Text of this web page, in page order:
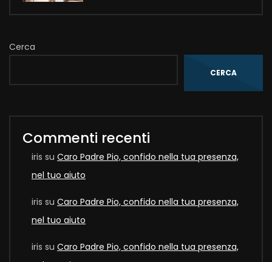
Cerca
CERCA
Commenti recenti
iris su Caro Padre Pio, confido nella tua presenza,
nel tuo aiuto
iris su Caro Padre Pio, confido nella tua presenza,
nel tuo aiuto
iris su Caro Padre Pio, confido nella tua presenza,